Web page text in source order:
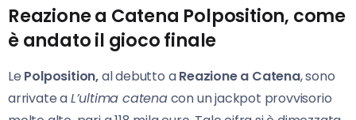
Reazione a Catena Polposition, come
è andato il gioco finale
Le Polposition,al debutto aReazione a Catena, sono
arrivate aL’ultima catenacon un jackpot provvisorio